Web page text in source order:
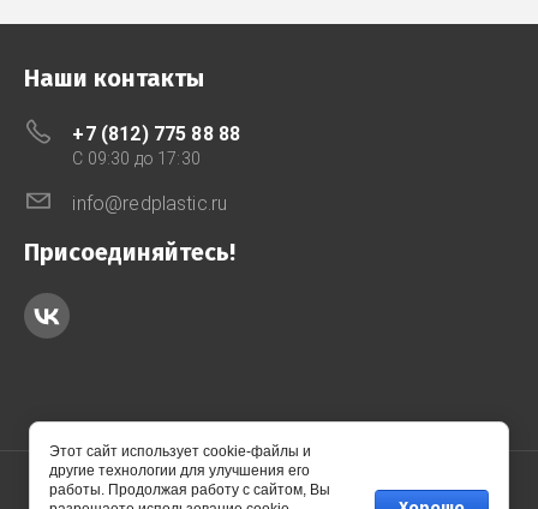
Наши контакты
+7 (812) 775 88 88
C 09:30 до 17:30
info@redplastic.ru
Присоединяйтесь!
Этот сайт использует cookie-файлы и
другие технологии для улучшения его
работы. Продолжая работу с сайтом, Вы